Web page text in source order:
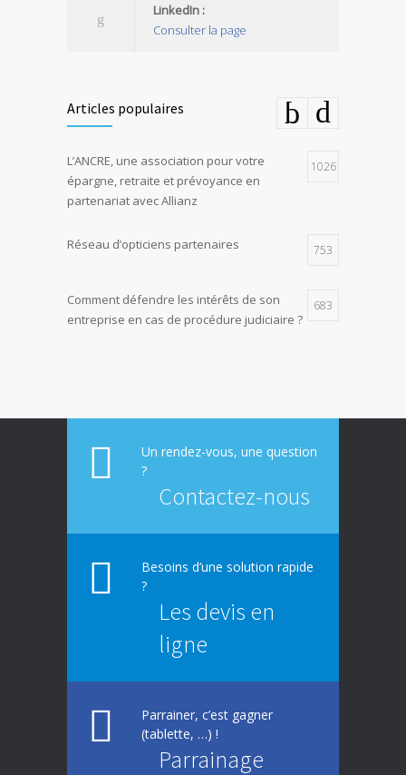
LinkedIn :
Consulter la page
Articles populaires
L’ANCRE, une association pour votre
épargne, retraite et prévoyance en
partenariat avec Allianz
1026
Réseau d’opticiens partenaires 753
Comment défendre les intérêts de son
entreprise en cas de procédure judiciaire ?
683
entreprises
Un rendez-vous, une question
?
Contactez-nous
Besoins d’une solution rapide
?
Les devis en
ligne
Parrainer, c’est gagner
(tablette, …) !
Parrainage